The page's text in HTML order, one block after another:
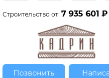
Строительство от:7 935 601 ₽
Позвонить